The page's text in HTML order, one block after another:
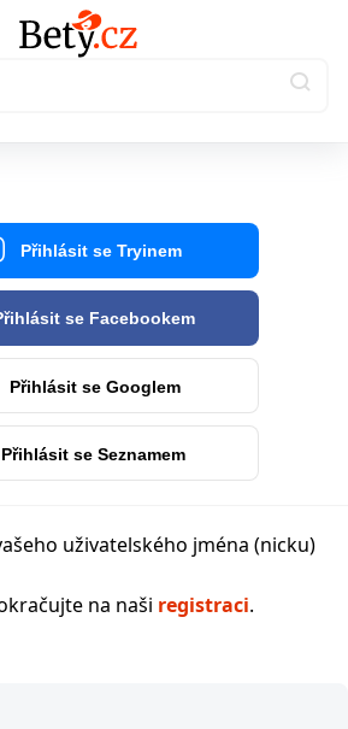
Přihlásit se Tryinem
se Facebookem
Přihlásit se Googlem
Přihlásit se Seznamem
uživatelského jména (nicku)
na naši registraci.